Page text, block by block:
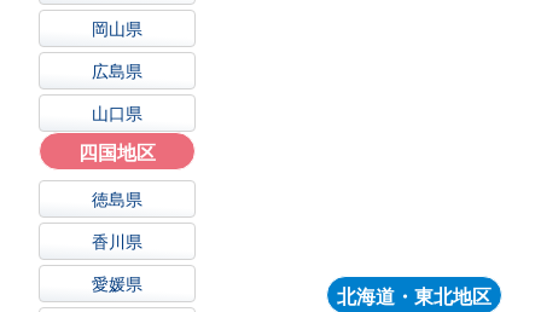
北海道・東北地区
岡山県
広島県
山口県
四国地区
徳島県
香川県
愛媛県